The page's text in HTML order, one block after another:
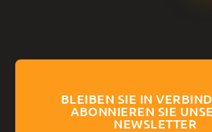
BLEIBEN SIE IN
ABONNIEREN SIE
NEWSLETTER